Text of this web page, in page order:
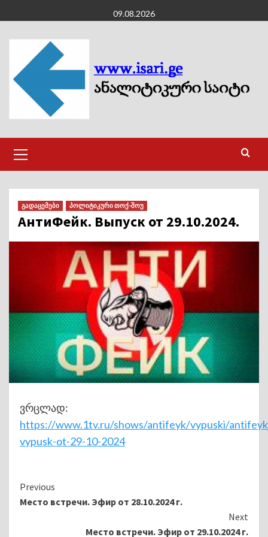
to
content
09.08.2026
Menu
გადაცემები პოლიტიკური თოქ-შოუ
АнтиФейк. Выпуск от 29.10.2024.
ვრცლად:
https://www.1tv.ru/shows/antifeyk/vypuski/
vypusk-ot-29-10-2024
Continue
Reading
Previous
Место встречи. Эфир от 28.10.2024 г.
Next
Место встречи. Эфир от 29.10.2024 г.